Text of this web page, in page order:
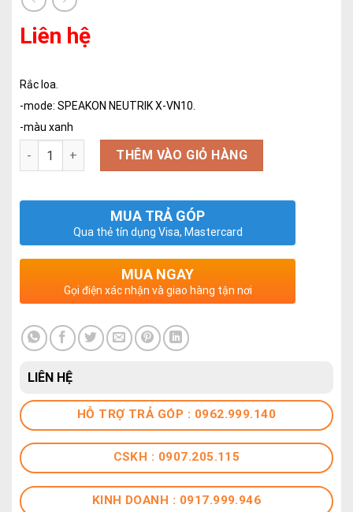
Liên hệ
Rắc loa.
-mode: SPEAKON NEUTRIK X-VN10.
-màu xanh
Số lượng THÊM VÀO GIỎ HÀNG
MUA TRẢ GÓP
Qua thẻ tín dụng Visa, Mastercard
MUA NGAY
Gọi điện xác nhận và giao hàng tận nơi
LIÊN HỆ
HỖ TRỢ TRẢ GÓP : 0962.999.140
CSKH : 0907.205.115
KINH DOANH : 0917.999.946